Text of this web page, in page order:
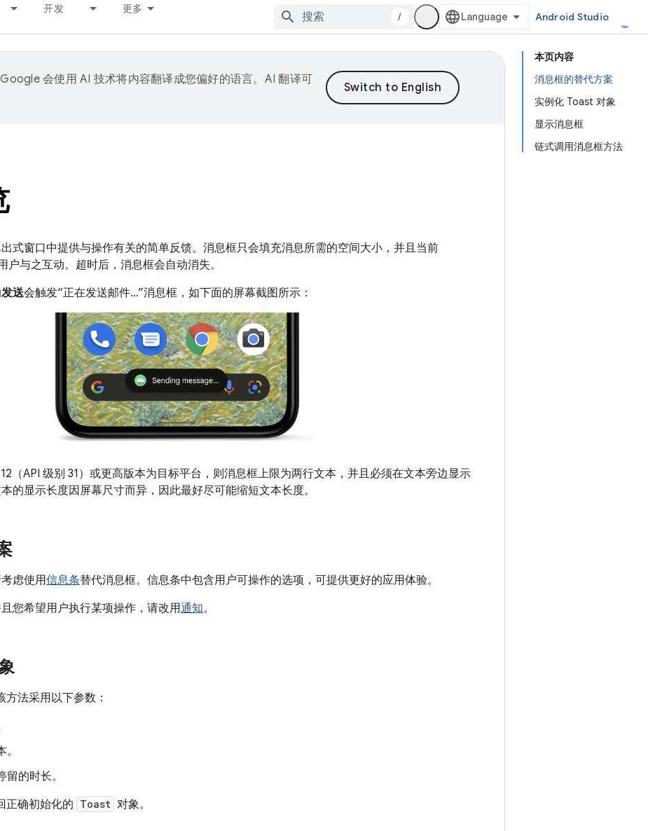
开发 更多
/ Android Studio
本页内容
消息框的替代方案
实例化 Toast 对象
显示消息框
链式调用消息框方法
Google 会使用 AI 技术将内容翻译成您偏好的语言。AI 翻译可
式窗口中提供与操作有关的简单反馈。消息框只会填充消息所需的空间大小，并且当前
与之互动。超时后，消息框会自动消失。
发送会触发“正在发送邮件…”消息框，如下面的屏幕截图所示：
（API 级别 31）或更高版本为目标平台，则消息框上限为两行文本，并且必须在文本旁边显示
的显示长度因屏幕尺寸而异，因此最好尽可能缩短文本长度。
虑使用信息条替代消息框。信息条中包含用户可操作的选项，可提供更好的应用体验。
您希望用户执行某项操作，请改用通知。
方法采用以下参数：
的时长。
正确初始化的 Toast 对象。